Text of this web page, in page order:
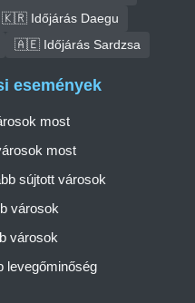
🇰🇷 Időjárás Daegu
🇦🇪 Időjárás Sardzsa
események
most
most
sújtott városok
városok
városok
levegőminőség